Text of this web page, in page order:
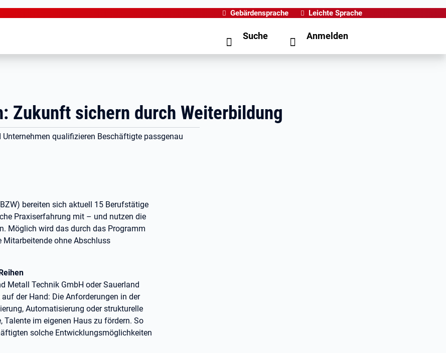
Gebärdensprache Leichte Sprache
Suche Anmelden
Zukunft sichern durch Weiterbildung
qualifizieren Beschäftigte passgenau
bereiten sich aktuell 15 Berufstätige
Praxiserfahrung mit – und nutzen die
Möglich wird das durch das Programm
ohne Abschluss
Metall Technik GmbH oder Sauerland
der Hand: Die Anforderungen in der
Automatisierung oder strukturelle
Talente im eigenen Haus zu fördern. So
solche Entwicklungsmöglichkeiten